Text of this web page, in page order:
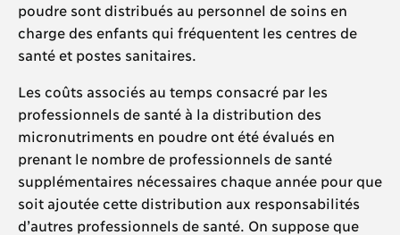
poudre sont distribués au personnel de soins en
charge des enfants qui fréquentent les centres de
santé et postes sanitaires.
Les coûts associés au temps consacré par les
professionnels de santé à la distribution des
micronutriments en poudre ont été évalués en
prenant le nombre de professionnels de santé
supplémentaires nécessaires chaque année pour que
soit ajoutée cette distribution aux responsabilités
d’autres professionnels de santé. On suppose que